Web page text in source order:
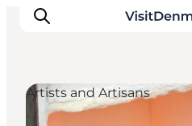
Artists and Artisans